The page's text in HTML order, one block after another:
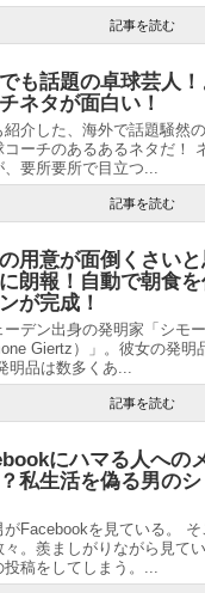
記事を読む
も話題の卓球芸人
ネタが面白い！
紹介した、海外で話題騒然
コーチのあるあるネタだ！
、要所要所で目立つ...
記事を読む
用意が面倒くさい
朗報！自動で朝食
が完成！
ーデン出身の発明家「シモ
Giertz）」。彼女の発明
明品は数多くあ...
記事を読む
にハマる人への
私生活を偽る男の
がFacebookを見ている。
々。羨ましがりながら見て
投稿をしてしまう。...